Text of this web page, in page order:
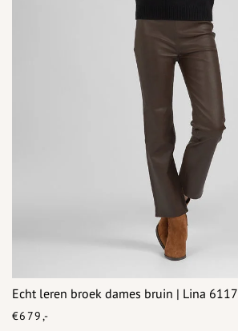
Echt leren broek dames bruin | Lina 6117
€679,-